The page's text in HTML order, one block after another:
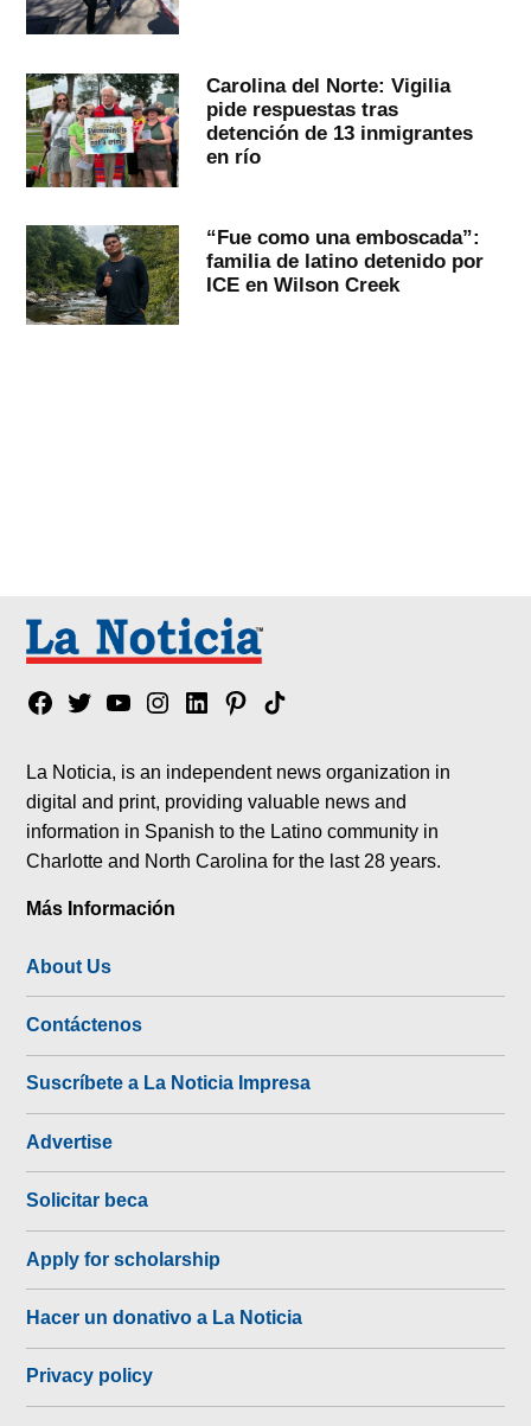
Carolina del Norte: Vigilia
pide respuestas tras
detención de 13 inmigrantes
en río
“Fue como una emboscada”:
familia de latino detenido por
ICE en Wilson Creek
Facebook
TwitterYouTubeInstagram
LinkedinPinterest
Tik
La Noticia, is an independent news organization in
digital and print, providing valuable news and
information in Spanish to the Latino community in
Charlotte and North Carolina for the last 28 years.
Más Información
About Us
Contáctenos
Suscríbete a La Noticia Impresa
Advertise
Solicitar beca
Apply for scholarship
Hacer un donativo a La Noticia
Privacy policy